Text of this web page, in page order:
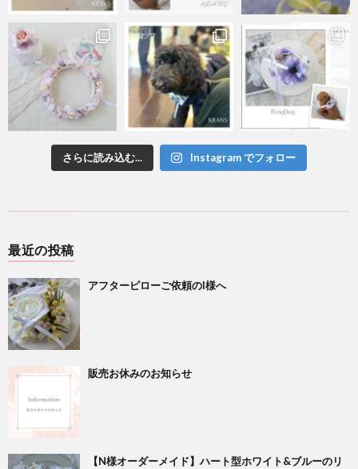
さらに読み込む... Instagram でフォロー
最近の投稿
アフターピローご依頼のI様へ
販売お休みのお知らせ
【N様オーダーメイド】ハート型ホワイト&ブルーのリ